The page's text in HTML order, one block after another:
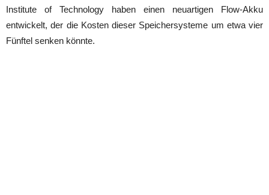
Institute of Technology haben einen neuartigen Flow-Akku
entwickelt, der die Kosten dieser Speichersysteme um etwa vier
Fünftel senken könnte.